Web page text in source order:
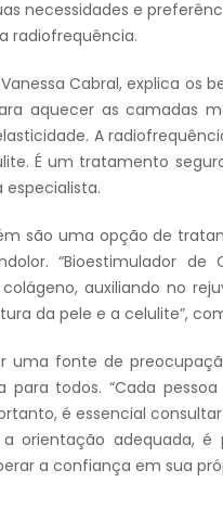
necessidades e
radiofrequência.
Cabral, explica os
aquecer as camadas
A
É um tratamento
especialista.
são uma opção de
“Bioestimulador de
auxiliando no
da pele e a celulite”,
uma fonte de
para todos. “Cada
é essencial
orientação adequada,
a confiança em sua